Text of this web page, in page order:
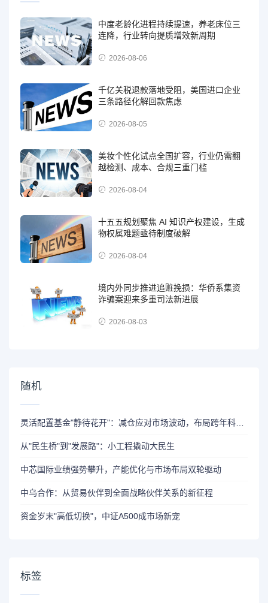
中度老龄化进程持续提速，养老床位三
连降，行业转向提质增效新周期
2026-08-06
千亿关税退款落地受阻，美国进口企业
三条路径化解回款焦虑
2026-08-05
美妆个性化试点全国扩容，行业仍需翻
越检测、成本、合规三重门槛
2026-08-04
十五五规划聚焦 AI 知识产权建设，生成
物权属难题亟待制度破解
2026-08-04
境内外同步推进追赃挽损：华侨系集资
诈骗案迎来多重司法新进展
2026-08-03
随机
灵活配置基金"静待花开"：减仓应对市场波动，布局跨年科技成长机遇
从"民生桥"到"发展路"：小工程撬动大民生
中芯国际业绩强势攀升，产能优化与市场布局双轮驱动
中乌合作：从贸易伙伴到全面战略伙伴关系的新征程
资金岁末"高低切换"，中证A500成市场新宠
标签